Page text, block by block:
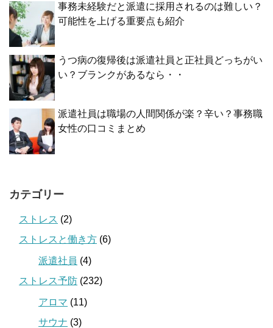
事務未経験だと派遣に採用されるのは難しい？
可能性を上げる重要点も紹介
うつ病の復帰後は派遣社員と正社員どっちがい
い？ブランクがあるなら・・
派遣社員は職場の人間関係が楽？辛い？事務職
女性の口コミまとめ
カテゴリー
ストレス (2)
ストレスと働き方 (6)
派遣社員 (4)
ストレス予防 (232)
アロマ (11)
サウナ (3)